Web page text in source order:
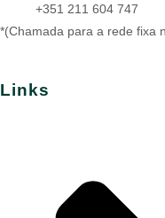
+351 211 604 747
*(Chamada para a rede fixa
Links